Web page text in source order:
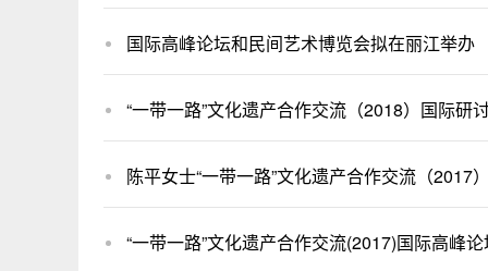
国际高峰论坛和民间艺术博览会拟在丽江举办
“一带一路”文化遗产合作交流（2018）国际
陈平女士“一带一路”文化遗产合作交流（2017
“一带一路”文化遗产合作交流(2017)国际高峰